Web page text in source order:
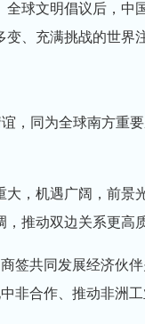
球文明倡议后，
、充满挑战的世界
，同为全球南方重
，机遇广阔，前
推动双边关系更高
签共同发展经济伙
非合作、推动非洲